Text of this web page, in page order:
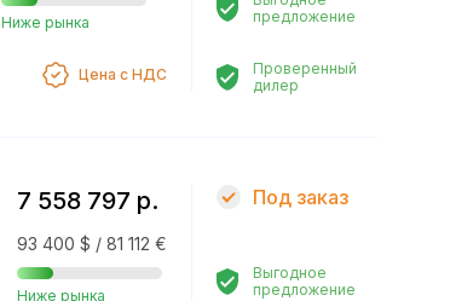
Ниже рынка
Цена с НДС
предложение
Проверенный
дилер
7 558 797 р.
93 400 $ / 81 112 €
Ниже рынка
Под заказ
Выгодное
предложение